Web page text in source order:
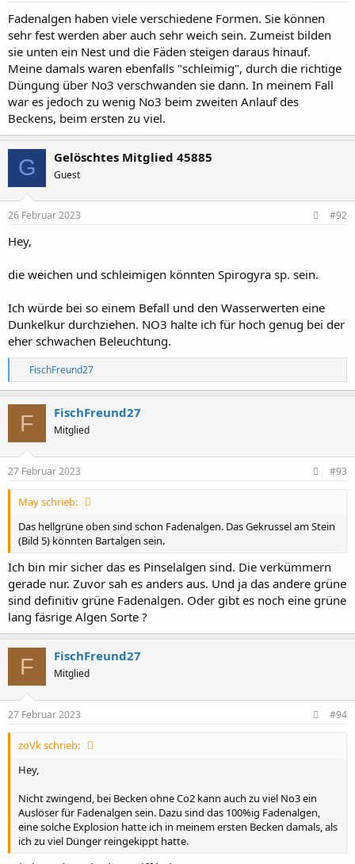
:
Fadenalgen haben viele verschiedene Formen. Sie können
sehr fest werden aber auch sehr weich sein. Zumeist bilden
sie unten ein Nest und die Fäden steigen daraus hinauf.
Meine damals waren ebenfalls "schleimig", durch die richtige
Düngung über No3 verschwanden sie dann. In meinem Fall
war es jedoch zu wenig No3 beim zweiten Anlauf des
Beckens, beim ersten zu viel.
G Gelöschtes Mitglied 45885
Guest
26 Februar 2023 #92
Hey,
die weichen und schleimigen könnten Spirogyra sp. sein.
Ich würde bei so einem Befall und den Wasserwerten eine
Dunkelkur durchziehen. NO3 halte ich für hoch genug bei der
eher schwachen Beleuchtung.
R
e
a
k
t
o
n
e
FischFreund27
F FischFreund27
Mitglied
27 Februar 2023 #93
May schrieb:
Das hellgrüne oben sind schon Fadenalgen. Das Gekrussel am Stein
(Bild 5) könnten Bartalgen sein.
Ich bin mir sicher das es Pinselalgen sind. Die verkümmern
gerade nur. Zuvor sah es anders aus. Und ja das andere grüne
sind definitiv grüne Fadenalgen. Oder gibt es noch eine grüne
lang fäsrige Algen Sorte ?
F FischFreund27
Mitglied
27 Februar 2023 #94
zoVk schrieb:
Hey,
Nicht zwingend, bei Becken ohne Co2 kann auch zu viel No3 ein
Auslöser für Fadenalgen sein. Dazu sind das 100%ig Fadenalgen,
eine solche Explosion hatte ich in meinem ersten Becken damals, als
ich zu viel Dünger reingekippt hatte.